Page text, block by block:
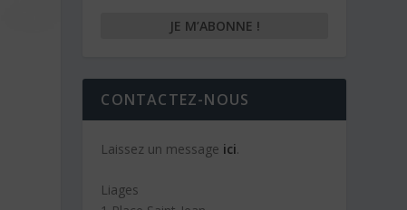
CONTACTEZ-NOUS
Laissez un message ici.
Liages